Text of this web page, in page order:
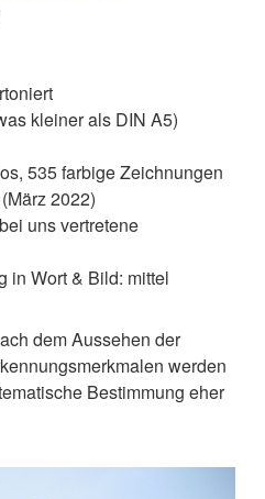
kleiner als DIN A5)
535 farbige Zeichnungen
2022)
uns vertretene
in Wort & Bild: mittel
dem Aussehen der
werden
Bestimmung eher